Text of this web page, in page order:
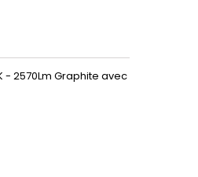
- 2570Lm Graphite avec